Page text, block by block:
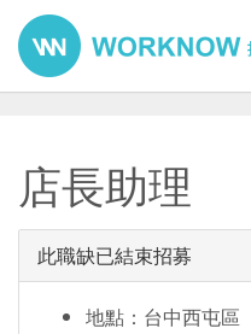
店長助理
此職缺已結束招募
地點：台中西屯區